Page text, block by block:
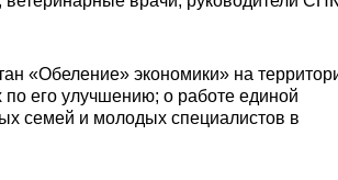
«Обеление» экономики» на
его улучшению; о работе единой
семей и молодых специалистов в